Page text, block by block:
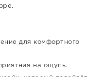
для комфортного
на ощупь.